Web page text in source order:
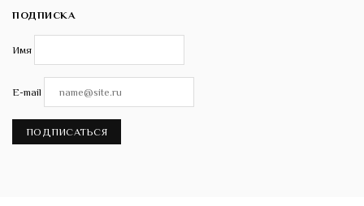
ПОДПИСКА
Имя
E-mail
ПОДПИСАТЬСЯ